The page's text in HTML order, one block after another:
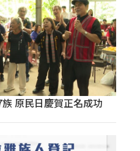
原民日慶賀正名成功